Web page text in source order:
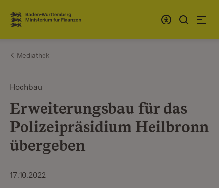
Zum Inhalt springen
Link zur Startseite
Mediathek
Hochbau
Erweiterungsbau für das
Polizeipräsidium Heilbronn
übergeben
17.10.2022